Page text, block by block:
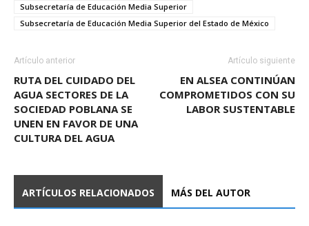
Subsecretaría de Educación Media Superior
Subsecretaría de Educación Media Superior del Estado de México
Artículo anterior
RUTA DEL CUIDADO DEL
AGUA SECTORES DE LA
SOCIEDAD POBLANA SE
UNEN EN FAVOR DE UNA
CULTURA DEL AGUA
Artículo siguiente
EN ALSEA CONTINÚAN
COMPROMETIDOS CON SU
LABOR SUSTENTABLE
ARTÍCULOS RELACIONADOS MÁS DEL AUTOR